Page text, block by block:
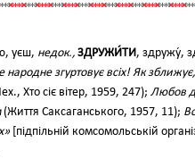
уєш, недок., ЗДРУЖИ́ТИ, здружу́,
народне згуртовує всіх! Як
Хто сіє вітер, 1959, 247); Любов
(Життя Саксаганського, 1957, 11);
[підпільній комсомольській